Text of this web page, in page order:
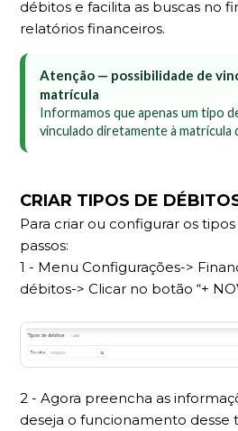
débitos e facilita as buscas no
relatórios financeiros.
Atenção — possibilidade de
matrícula
Informamos que apenas um tipo
vinculado diretamente à matrícula
CRIAR TIPOS DE
Para criar ou configurar os
passos:
1 - Menu Configurações->
débitos-> Clicar no botão “+
2 - Agora preencha as
deseja o funcionamento desse